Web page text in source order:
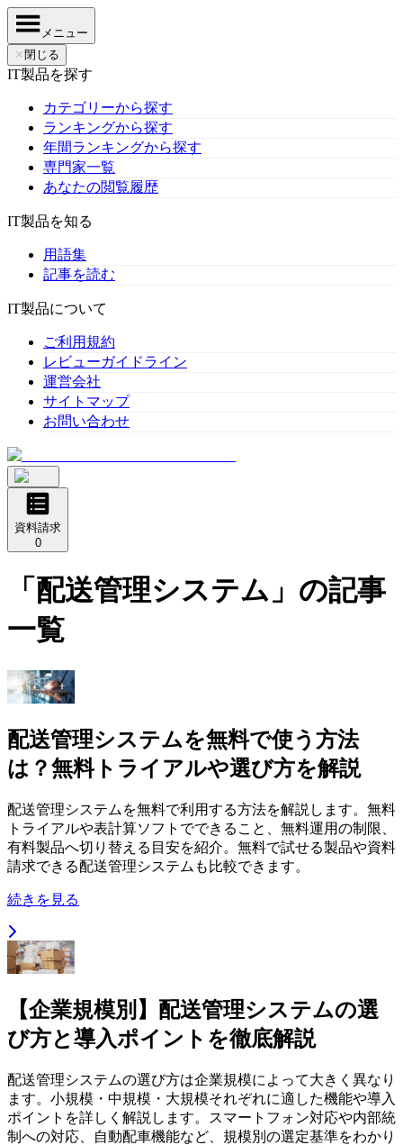
メニュー
✕ 閉じる
IT製品を探す
カテゴリーから探す
ランキングから探す
年間ランキングから探す
専門家一覧
あなたの閲覧履歴
IT製品を知る
用語集
記事を読む
IT製品について
ご利用規約
レビューガイドライン
運営会社
サイトマップ
お問い合わせ
資料請求
0
「 配送管理システム 」の記事
一覧
配送管理システムを無料で使う方法
は？無料トライアルや選び方を解説
配送管理システムを無料で利用する方法を解説します。無料
トライアルや表計算ソフトでできること、無料運用の制限、
有料製品へ切り替える目安を紹介。無料で試せる製品や資料
請求できる配送管理システムも比較できます。
続きを見る
【企業規模別】配送管理システムの選
び方と導入ポイントを徹底解説
配送管理システムの選び方は企業規模によって大きく異なり
ます。小規模・中規模・大規模それぞれに適した機能や導入
ポイントを詳しく解説します。スマートフォン対応や内部統
制への対応、自動配車機能など、規模別の選定基準をわかり